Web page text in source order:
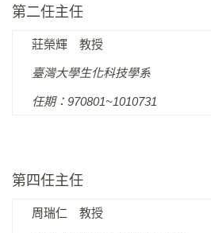
第二任主任
莊榮輝 教授
臺灣大學生化科技學系
任期：970801~1010731
第四任主任
周瑞仁 教授